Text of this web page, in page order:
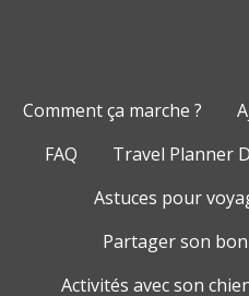
Comment ça marche ?
FAQ
Travel Planner
Astuces pour
Partager son
Activités avec son